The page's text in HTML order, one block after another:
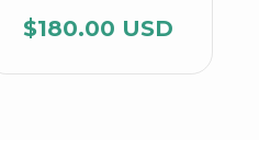
$180.00 USD